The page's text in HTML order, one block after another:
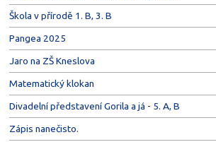
Škola v přírodě 1. B, 3. B
Pangea 2025
Jaro na ZŠ Kneslova
Matematický klokan
Divadelní představení Gorila a já - 5. A, B
Zápis nanečisto.